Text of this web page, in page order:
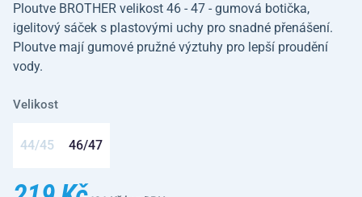
Ploutve BROTHER velikost 46 - 47 - gumová botička,
igelitový sáček s plastovými uchy pro snadné přenášení.
Ploutve mají gumové pružné výztuhy pro lepší proudění
vody.
Velikost
44/45 46/47